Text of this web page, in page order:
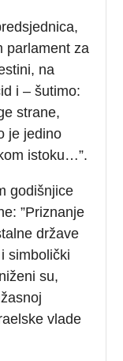
parlament za
na
i – šutimo:
strane,
je jedino
istoku…”.
godišnjice
”Priznanje
države
simbolički
su,
vlade